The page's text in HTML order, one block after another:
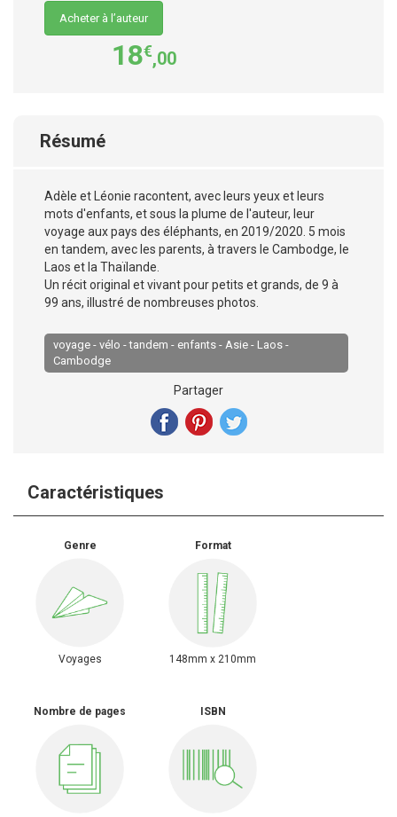
Acheter à l’auteur
18€,00
Résumé
Adèle et Léonie racontent, avec leurs yeux et leurs
mots d'enfants, et sous la plume de l'auteur, leur
voyage aux pays des éléphants, en 2019/2020. 5 mois
en tandem, avec les parents, à travers le Cambodge, le
Laos et la Thaïlande.
Un récit original et vivant pour petits et grands, de 9 à
99 ans, illustré de nombreuses photos.
voyage - vélo - tandem - enfants - Asie - Laos -
Cambodge
Partager
Caractéristiques
Genre
Voyages
Format
148mm x 210mm
Nombre de pages ISBN